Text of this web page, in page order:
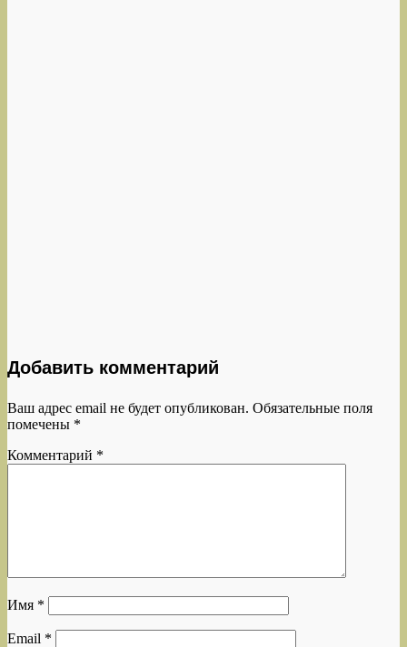
Добавить комментарий
Ваш адрес email не будет опубликован. Обязательные поля
помечены *
Комментарий *
Имя *
Email *